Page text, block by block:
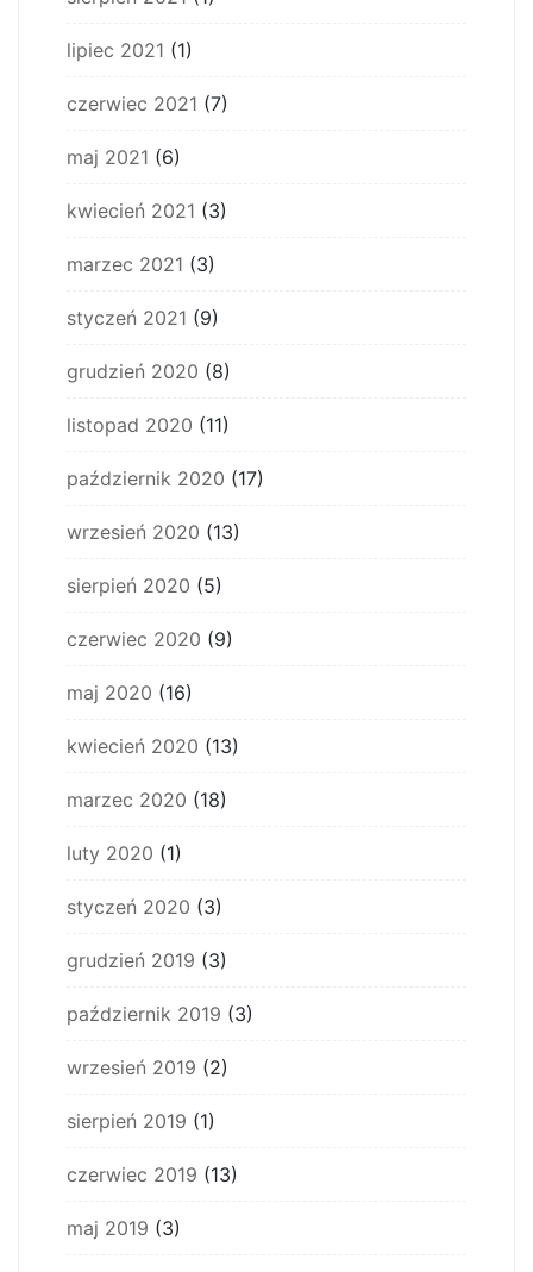
lipiec 2021 (1)
czerwiec 2021 (7)
maj 2021 (6)
kwiecień 2021 (3)
marzec 2021 (3)
styczeń 2021 (9)
grudzień 2020 (8)
listopad 2020 (11)
październik 2020 (17)
wrzesień 2020 (13)
sierpień 2020 (5)
czerwiec 2020 (9)
maj 2020 (16)
kwiecień 2020 (13)
marzec 2020 (18)
luty 2020 (1)
styczeń 2020 (3)
grudzień 2019 (3)
październik 2019 (3)
wrzesień 2019 (2)
sierpień 2019 (1)
czerwiec 2019 (13)
maj 2019 (3)